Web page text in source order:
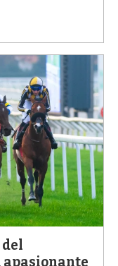
del
apasionante